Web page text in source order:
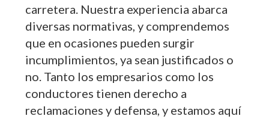
carretera. Nuestra experiencia abarca
diversas normativas, y comprendemos
que en ocasiones pueden surgir
incumplimientos, ya sean justificados o
no. Tanto los empresarios como los
conductores tienen derecho a
reclamaciones y defensa, y estamos aquí